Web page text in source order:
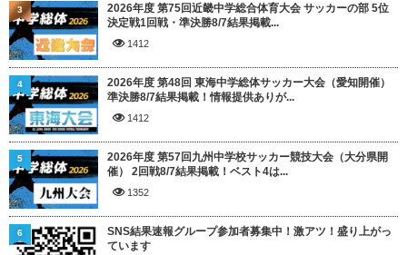
2026年度 第75回近畿中学総合体育大会 サッカーの部 5位
決定戦1回戦・準決勝8/7結果掲載...
1412
3
2026年度 第48回 東海中学総体サッカー大会（愛知開催）
準決勝8/7結果掲載！情報提供ありが...
1412
4
2026年度 第57回九州中学校サッカー競技大会（大分県開
催） 2回戦8/7結果掲載！ベスト4は...
1352
5
SNS結果速報グループ参加者募集中！激アツ！盛り上がっ
ています
6